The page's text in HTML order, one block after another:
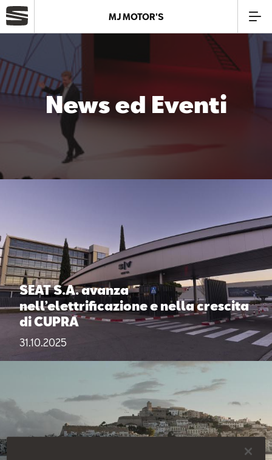
Modelli
SEAT Usato Certificato
Contatti
Configuratore
MJ MOTOR'S
News ed Eventi
SEAT S.A. avanza
nell’elettrificazione e nella crescita
di CUPRA
31.10.2025